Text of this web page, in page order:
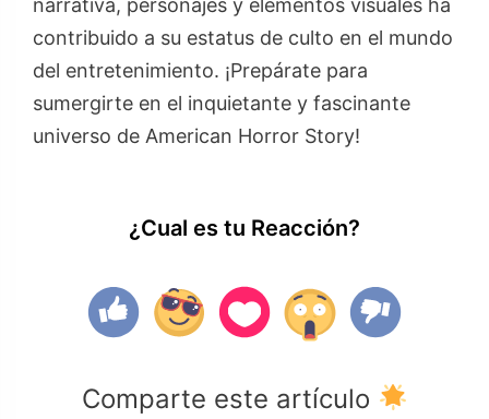
contribuido a su estatus de culto en el mundo
del entretenimiento. ¡Prepárate para
sumergirte en el inquietante y fascinante
universo de American Horror Story!
¿Cual es tu Reacción?
Comparte este artículo